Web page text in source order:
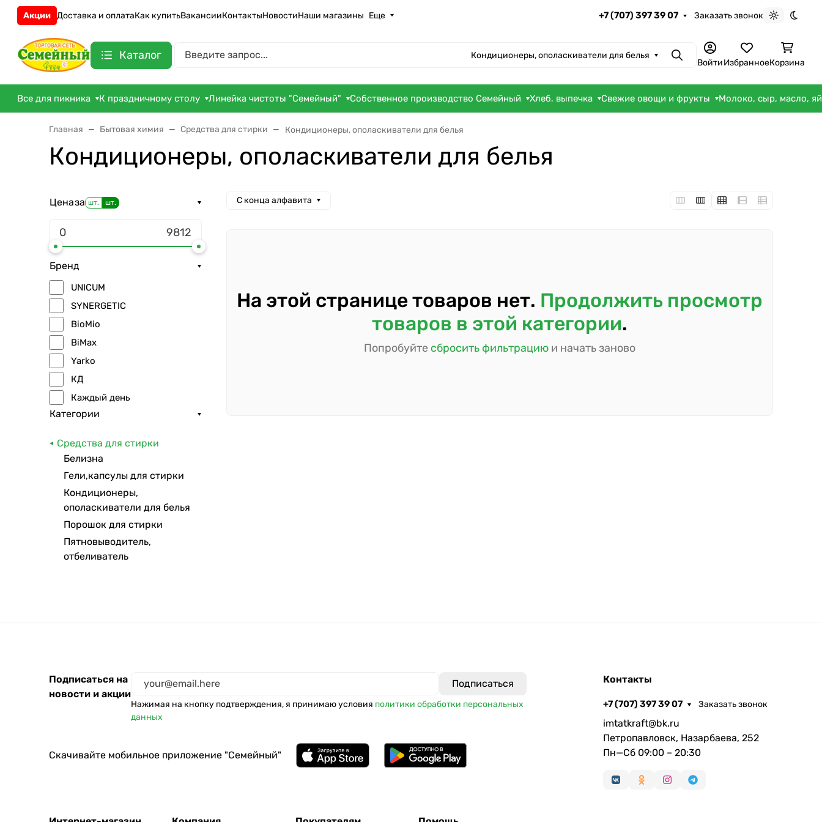
Акции Доставка и оплатаКак купитьВакансииКонтактыНовостиНаши магазины Еще +7 (707) 397 39 07 Заказать звонок
Светлая
Каталог Кондиционеры, ополаскиватели для белья ПоискВойтиИзбранноеКорзина
Все для пикника К праздничному столу Линейка чистоты "Семейный" Собственное производство Семейный Хлеб, выпечка Свежие овощи и фрукты Молоко, сыр, масло,
Главная Бытовая химия Средства для стирки Кондиционеры, ополаскиватели для белья
Кондиционеры, ополаскиватели для белья
Ценаза шт. шт.
Бренд
UNICUM
SYNERGETIC
BioMio
BiMax
Yarko
КД
Каждый день
Аромика
365 дней
Sа
ANT
Bingo
Henkel
Eclips
Sailor Viking
Категории
Средства для стирки
Белизна
Гели,капсулы для стирки
Кондиционеры,
ополаскиватели для белья
Порошок для стирки
Пятновыводитель,
отбеливатель
С конца алфавита
На этой странице товаров нет. Продолжить просмотр
товаров в этой категории.
Попробуйте сбросить фильтрацию и начать заново
Подписаться на
новости и акции
Нажимая на кнопку подтверждения, я принимаю условия политики обработки персональных
данных
Скачивайте мобильное приложение "Семейный"
Контакты
+7 (707) 397 39 07 Заказать звонок
imtatkraft@bk.ru
Петропавловск, Назарбаева, 252
Пн—Сб 09:00 – 20:30